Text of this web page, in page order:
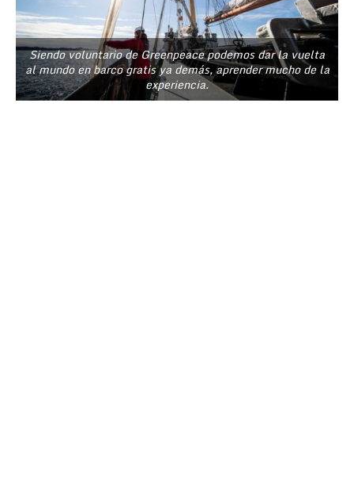
Siendo voluntario de Greenpeace podemos dar la vuelta
al mundo en barco gratis ya demás, aprender mucho de la
experiencia.